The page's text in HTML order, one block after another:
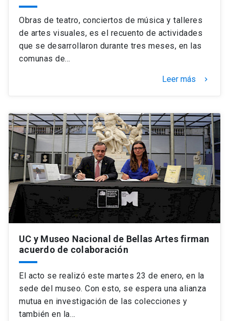
Obras de teatro, conciertos de música y talleres
de artes visuales, es el recuento de actividades
que se desarrollaron durante tres meses, en las
comunas de…
Leer más keyboard_arrow_right
UC y Museo Nacional de Bellas Artes firman
acuerdo de colaboración
El acto se realizó este martes 23 de enero, en la
sede del museo. Con esto, se espera una alianza
mutua en investigación de las colecciones y
también en la…